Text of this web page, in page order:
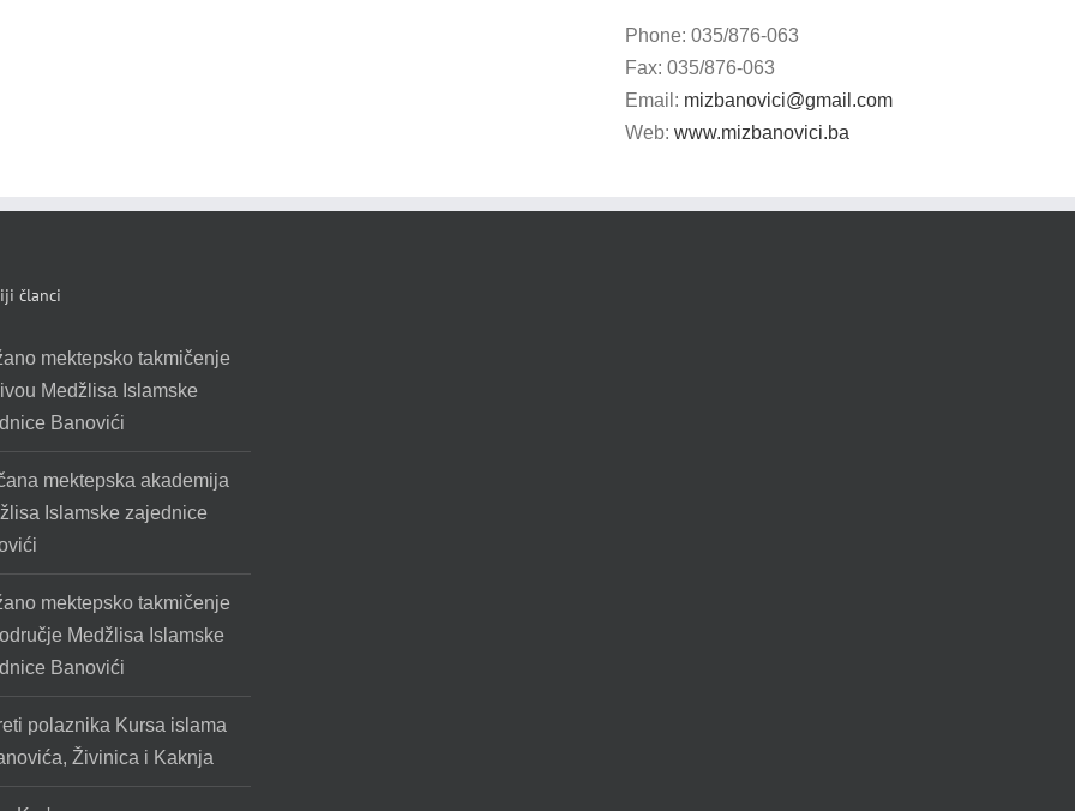
Phone: 035/876-063
Fax: 035/876-063
Email: mizbanovici@gmail.com
Web: www.mizbanovici.ba
članci
mektepsko takmičenje
Medžlisa Islamske
Banovići
mektepska akademija
Islamske zajednice
mektepsko takmičenje
Medžlisa Islamske
Banovići
polaznika Kursa islama
Živinica i Kaknja